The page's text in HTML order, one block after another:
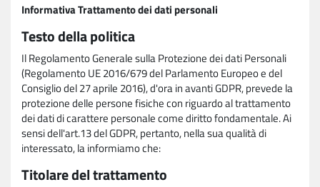
Informativa Trattamento dei dati personali
Testo della politica
Il Regolamento Generale sulla Protezione dei dati Personali
(Regolamento UE 2016/679 del Parlamento Europeo e del
Consiglio del 27 aprile 2016), d'ora in avanti GDPR, prevede la
protezione delle persone fisiche con riguardo al trattamento
dei dati di carattere personale come diritto fondamentale. Ai
sensi dell'art.13 del GDPR, pertanto, nella sua qualità di
interessato, la informiamo che:
Titolare del trattamento